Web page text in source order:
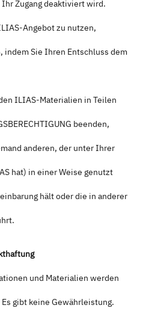
Zugang deaktiviert wird.
Angebot zu nutzen,
indem Sie Ihren Entschluss dem
ILIAS-Materialien in Teilen
beenden,
anderen, der unter Ihrer
hat) in einer Weise genutzt
hält oder die in anderer
und Materialien werden
gibt keine Gewährleistung.